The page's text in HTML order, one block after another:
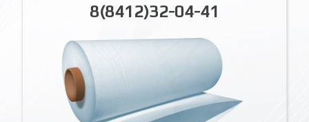
8(8412)32-04-41